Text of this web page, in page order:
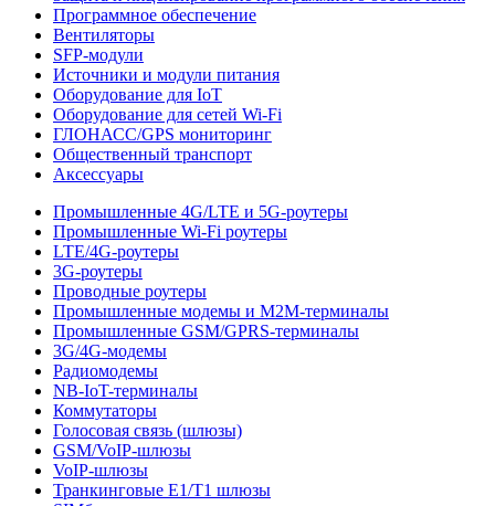
Программное обеспечение
Вентиляторы
SFP-модули
Источники и модули питания
Оборудование для IoT
Оборудование для сетей Wi-Fi
ГЛОНАСС/GPS мониторинг
Общественный транспорт
Аксессуары
Промышленные 4G/LTE и 5G-роутеры
Промышленные Wi-Fi роутеры
LTE/4G-роутеры
3G-роутеры
Проводные роутеры
Промышленные модемы и M2M-терминалы
Промышленные GSM/GPRS-терминалы
3G/4G-модемы
Радиомодемы
NB-IoT-терминалы
Коммутаторы
Голосовая связь (шлюзы)
GSM/VoIP-шлюзы
VoIP-шлюзы
Транкинговые E1/T1 шлюзы